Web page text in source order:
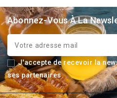
Abonnez-Vous À La
J'accepte de recevoir la
ses partenaires.